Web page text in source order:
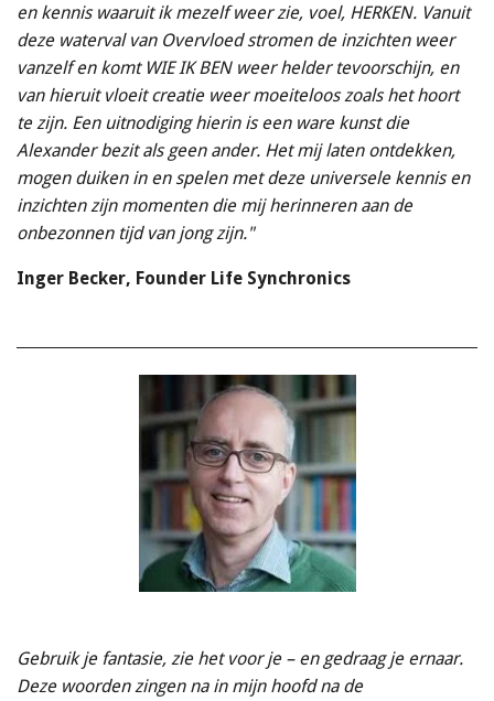
en kennis waaruit ik mezelf weer zie, voel, HERKEN. Vanuit
deze waterval van Overvloed stromen de inzichten weer
vanzelf en komt WIE IK BEN weer helder tevoorschijn, en
van hieruit vloeit creatie weer moeiteloos zoals het hoort
te zijn. Een uitnodiging hierin is een ware kunst die
Alexander bezit als geen ander. Het mij laten ontdekken,
mogen duiken in en spelen met deze universele kennis en
inzichten zijn momenten die mij herinneren aan de
onbezonnen tijd van jong zijn."
Inger Becker, Founder Life Synchronics
Gebruik je fantasie, zie het voor je – en gedraag je ernaar.
Deze woorden zingen na in mijn hoofd na de